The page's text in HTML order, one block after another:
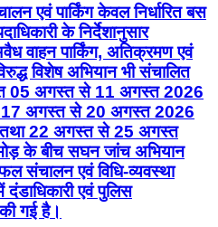
एवं पार्किंग केवल निर्धारित बस
के निर्देशानुसार
वाहन पार्किंग, अतिक्रमण एवं
विशेष अभियान भी संचालित
05 अगस्त से 11 अगस्त 2026
17 अगस्त से 20 अगस्त 2026
तथा 22 अगस्त से 25 अगस्त
के बीच सघन जांच अभियान
संचालन एवं विधि-व्यवस्था
एवं पुलिस
की गई है।